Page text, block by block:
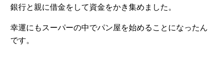
銀行と親に借金をして資金をかき集めました。
幸運にもスーパーの中でパン屋を始めることになったん
です。